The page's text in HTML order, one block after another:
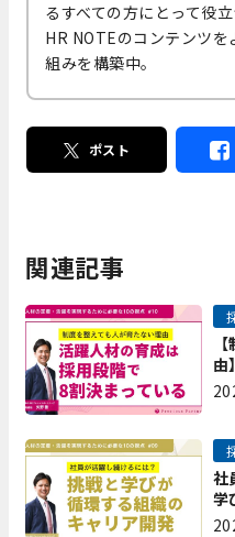
るすべての方にとって役
HR NOTEのコンテンツ
組みを構築中。
ポスト
関連記事
由
で
社
学
発